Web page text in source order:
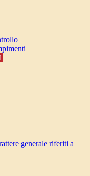
generale riferiti a